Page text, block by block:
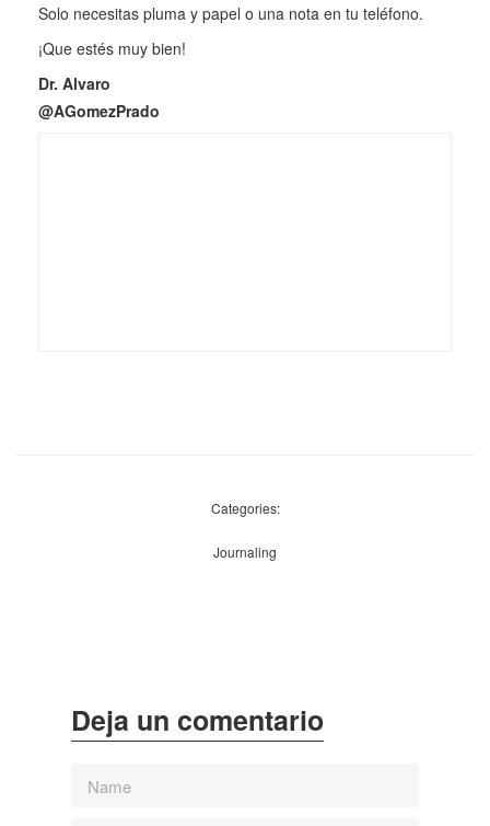
Solo necesitas pluma y papel o una nota en tu teléfono.
¡Que estés muy bien!
Dr. Alvaro
@AGomezPrado
Categories:
Journaling